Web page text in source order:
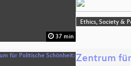
37 min
Ethics, Society &
Zentrum